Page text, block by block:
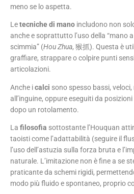
meno se lo aspetta.
Letecniche di mano includono non
anche e soprattutto l’uso della “mano
scimmia” (Hou Zhua, 猴抓). Questa è
graffiare, strappare o colpire punti
articolazioni.
Anche icalci sono spesso bassi,
all’inguine, oppure eseguiti da
dopo un rotolamento.
La filosofia sottostante l’Houquan
taoisti come l’adattabilità (seguire il
l’uso dell’astuzia sulla forza bruta e
naturale. L’imitazione non è fine a se
praticante da schemi rigidi,
modo più fluido e spontaneo, proprio